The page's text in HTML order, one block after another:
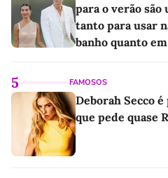
para o verão
tanto para usar
banho quanto
5 FAMOSOS
Deborah Secco
que pede quase